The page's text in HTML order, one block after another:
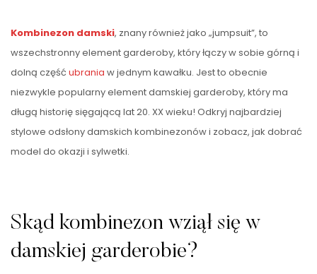
Kombinezon damski, znany również jako „jumpsuit”, to
wszechstronny element garderoby, który łączy w sobie górną i
dolną część ubrania w jednym kawałku. Jest to obecnie
niezwykle popularny element damskiej garderoby, który ma
długą historię sięgającą lat 20. XX wieku! Odkryj najbardziej
stylowe odsłony damskich kombinezonów i zobacz, jak dobrać
model do okazji i sylwetki.
Skąd kombinezon wziął się w
damskiej garderobie?